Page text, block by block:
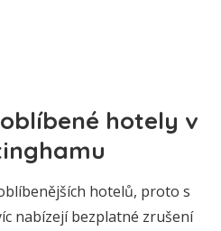
hotely v
hotelů, proto s
nabízejí bezplatné zrušení